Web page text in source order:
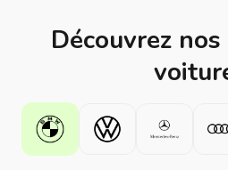
Découvrez